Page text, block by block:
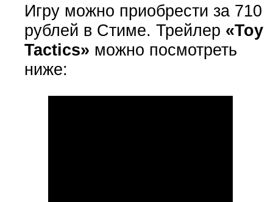
Игру можно приобрести за 710
рублей в Стиме. Трейлер «Toy
Tactics» можно посмотреть
ниже: